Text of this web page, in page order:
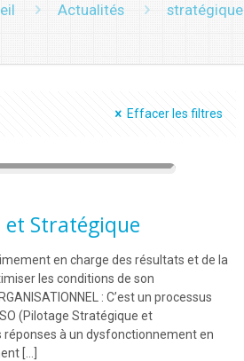
Actualités stratégique
Effacer les filtres
Stratégique
en charge des résultats et de la
les conditions de son
: C’est un processus
(Pilotage Stratégique et
à un dysfonctionnement en
[…]